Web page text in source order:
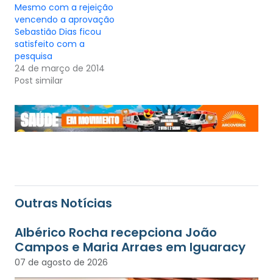
Mesmo com a rejeição
vencendo a aprovação
Sebastião Dias ficou
satisfeito com a
pesquisa
24 de março de 2014
Post similar
Outras Notícias
Albérico Rocha recepciona João
Campos e Maria Arraes em Iguaracy
07 de agosto de 2026